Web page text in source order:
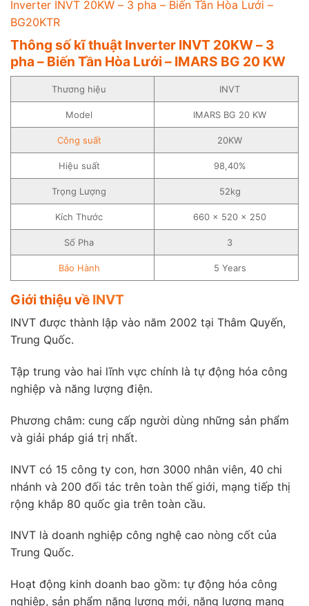
Inverter INVT 20KW – 3 pha – Biến Tần Hòa Lưới –
BG20KTR
Thông số kĩ thuật Inverter INVT 20KW – 3
pha – Biến Tần Hòa Lưới – IMARS BG 20 KW
Thương hiệu INVT
Model IMARS BG 20 KW
Công suất 20KW
Hiệu suất 98,40%
Trọng Lượng 52kg
Kích Thước 660 x 520 x 250
Số Pha 3
Bảo Hành 5 Years
Giới thiệu về INVT
INVT được thành lập vào năm 2002 tại Thâm Quyến,
Trung Quốc.
Tập trung vào hai lĩnh vực chính là tự động hóa công
nghiệp và năng lượng điện.
Phương châm: cung cấp người dùng những sản phẩm
và giải pháp giá trị nhất.
INVT có 15 công ty con, hơn 3000 nhân viên, 40 chi
nhánh và 200 đối tác trên toàn thế giới, mạng tiếp thị
rộng khắp 80 quốc gia trên toàn cầu.
INVT là doanh nghiệp công nghệ cao nòng cốt của
Trung Quốc.
Hoạt động kinh doanh bao gồm: tự động hóa công
nghiệp, sản phẩm năng lượng mới, năng lượng mạng